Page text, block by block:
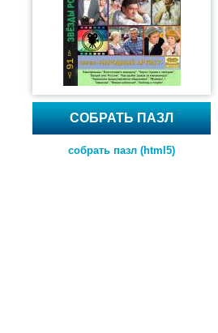
СОБРАТЬ ПАЗЛ
собрать пазл (html5)